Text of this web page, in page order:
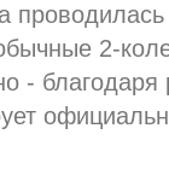
2-
-